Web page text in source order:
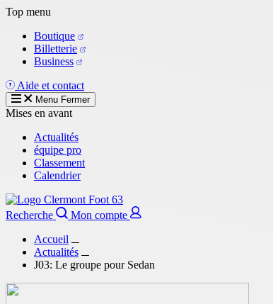
Aller
contenu
principal
Top menu
Boutique
Billetterie
Business
Aide et contact
Menu Fermer
Mises en avant
Actualités
équipe pro
Classement
Calendrier
Recherche
Mon compte
Accueil
Actualités
J03: Le groupe pour Sedan